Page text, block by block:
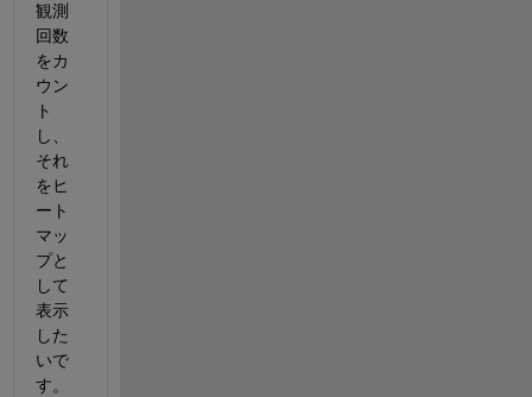
観測
回数
をカ
ウン
ト
し、
それ
をヒ
ート
マッ
プと
して
表示
した
いで
す。